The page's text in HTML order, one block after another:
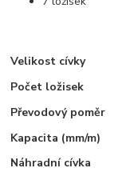
Velikost cívky
Počet ložisek
Převodový poměr
Kapacita (mm/m)
Náhradní cívka